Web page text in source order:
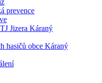
prevence
Jizera Káraný
hasičů obce Káraný